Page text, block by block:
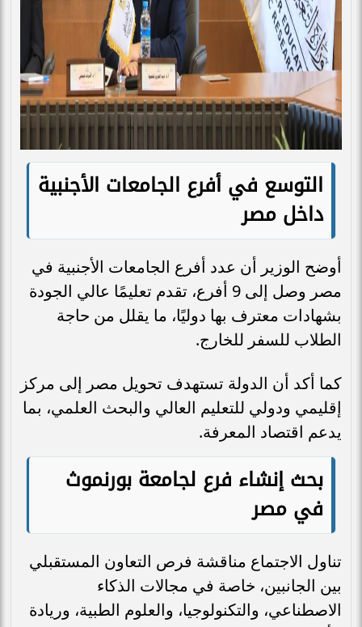
التوسع في أفرع الجامعات الأجنبية
داخل مصر
أوضح الوزير أن عدد أفرع الجامعات الأجنبية في
مصر وصل إلى 9 أفرع، تقدم تعليمًا عالي الجودة
بشهادات معترف بها دوليًا، ما يقلل من حاجة
الطلاب للسفر للخارج.
كما أكد أن الدولة تستهدف تحويل مصر إلى مركز
إقليمي ودولي للتعليم العالي والبحث العلمي، بما
يدعم اقتصاد المعرفة.
بحث إنشاء فرع لجامعة بورنموث
في مصر
تناول الاجتماع مناقشة فرص التعاون المستقبلي
بين الجانبين، خاصة في مجالات الذكاء
الاصطناعي، والتكنولوجيا، والعلوم الطبية، وريادة